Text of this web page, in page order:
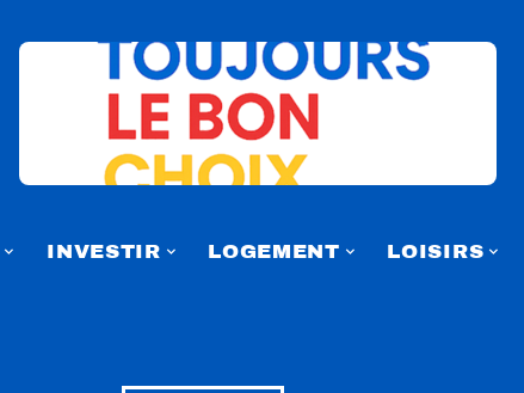
INVESTIR LOGEMENT LOISIRS